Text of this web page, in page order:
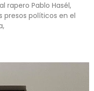
rapero Pablo Hasél,
presos políticos en el